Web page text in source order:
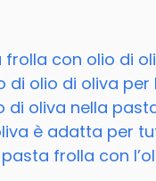
con olio di
di olio di oliva
di oliva nella
è adatta per
frolla con